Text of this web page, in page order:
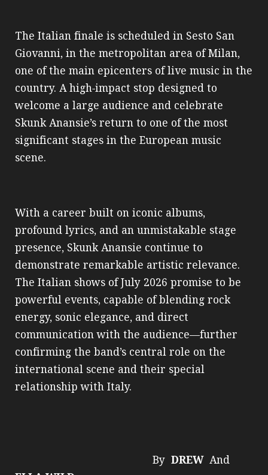
The Italian finale is scheduled in Sesto San
Giovanni, in the metropolitan area of Milan,
one of the main epicenters of live music in the
country. A high‑impact stop designed to
welcome a large audience and celebrate
Skunk Anansie’s return to one of the most
significant stages in the European music
scene.
With a career built on iconic albums,
profound lyrics, and an unmistakable stage
presence, Skunk Anansie continue to
demonstrate remarkable artistic relevance.
The Italian shows of July 2026 promise to be
powerful events, capable of blending rock
energy, sonic elegance, and direct
communication with the audience—further
confirming the band’s central role on the
international scene and their special
relationship with Italy.
By DREW And